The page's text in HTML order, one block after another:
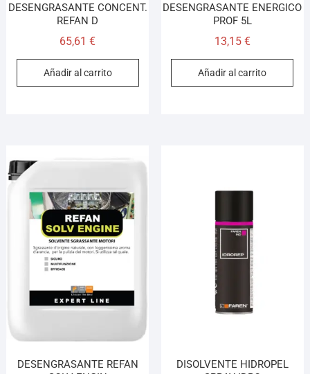
DESENGRASANTE CONCENT.
REFAN D
65,61€
Añadir al carrito
DESENGRASANTE ENERGICO
PROF 5L
13,15 €
Añadir al carrito
DESENGRASANTE REFAN
DISOLVENTE HIDROPEL